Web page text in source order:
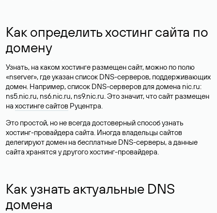
Как определить хостинг сайта по
домену
Узнать, на каком хостинге размещен сайт, можно по полю
«nserver», где указан список DNS-серверов, поддерживающих
домен. Например, список DNS-серверов для домена nic.ru:
ns5.nic.ru, ns6.nic.ru, ns9.nic.ru. Это значит, что сайт размещен
на хостинге сайтов Руцентра.
Это простой, но не всегда достоверный способ узнать
хостинг-провайдера сайта. Иногда владельцы сайтов
делегируют домен на бесплатные DNS-серверы, а данные
сайта хранятся у другого хостинг-провайдера.
Как узнать актуальные DNS
домена